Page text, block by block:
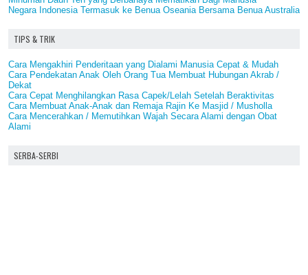
Negara Indonesia Termasuk ke Benua Oseania Bersama Benua Australia
TIPS & TRIK
Cara Mengakhiri Penderitaan yang Dialami Manusia Cepat & Mudah
Cara Pendekatan Anak Oleh Orang Tua Membuat Hubungan Akrab /
Dekat
Cara Cepat Menghilangkan Rasa Capek/Lelah Setelah Beraktivitas
Cara Membuat Anak-Anak dan Remaja Rajin Ke Masjid / Musholla
Cara Mencerahkan / Memutihkan Wajah Secara Alami dengan Obat
Alami
SERBA-SERBI